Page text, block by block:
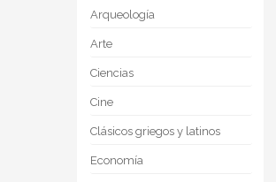
Arqueología
Arte
Ciencias
Cine
Clásicos griegos y latinos
Economía